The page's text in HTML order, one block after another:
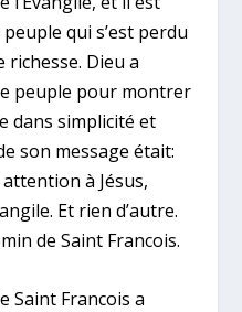
qui s’est perdu
richesse. Dieu a
peuple pour montrer
dans simplicité et
son message était:
à Jésus,
Et rien d’autre.
de Saint Francois.
Saint Francois a